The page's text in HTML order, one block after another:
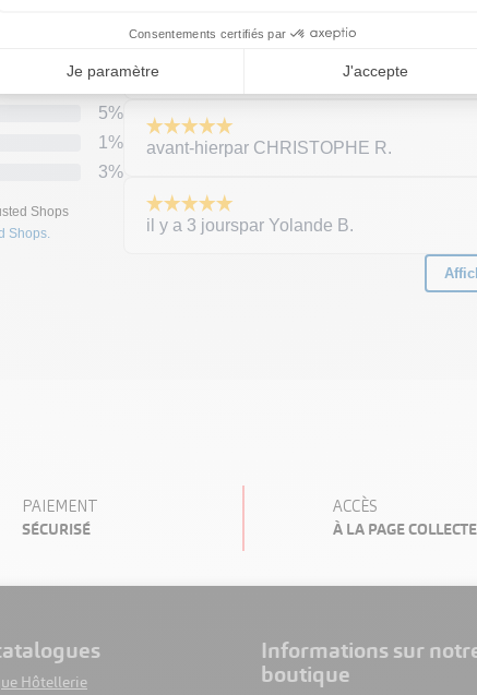
PAIEMENT
SÉCURISÉ
ACCÈS
À LA PAGE COLLECTE
Hôtellerie
informations sur notre
boutique